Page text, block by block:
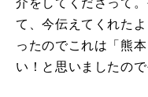
て、今伝えてくれた
ったのでこれは「熊
い！と思いましたの